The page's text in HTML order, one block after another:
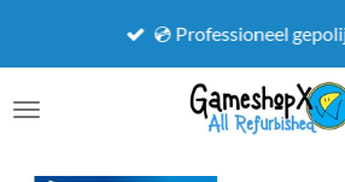
de
💿 Professioneel